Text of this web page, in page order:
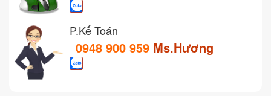
P.Kế Toán
0948 900 959 Ms.Hương